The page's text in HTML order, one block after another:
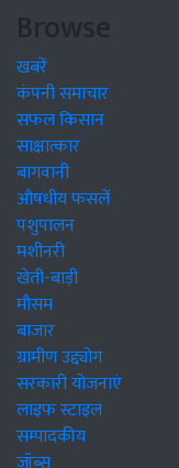
Browse
खबरें
कंपनी समाचार
सफल किसान
साक्षात्कार
बागवानी
औषधीय फसलें
पशुपालन
मशीनरी
खेती-बाड़ी
मौसम
बाजार
ग्रामीण उद्द्योग
सरकारी योजनाएं
लाइफ स्टाइल
सम्पादकीय